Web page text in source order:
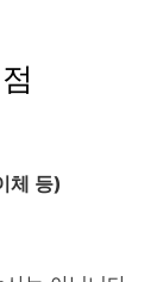
체 등)